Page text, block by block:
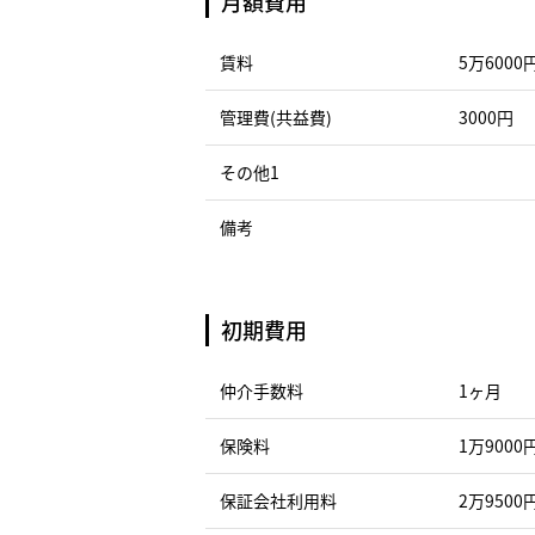
賃料 5万6000
管理費(共益費) 3000円
その他1
備考
初期費用
仲介手数料 1ヶ月
保険料 1万9000
保証会社利用料 2万9500